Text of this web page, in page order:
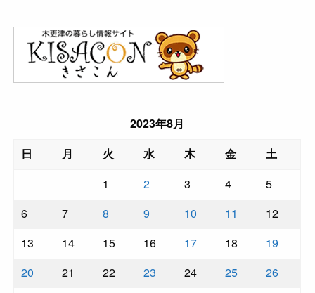
2023年8月
日
月 火 水 木 金
土
1
2 3 4
5
6
7 8 9 10 11
12
13
14 15 16 17 18
19
20
21 22 23 24 25
26